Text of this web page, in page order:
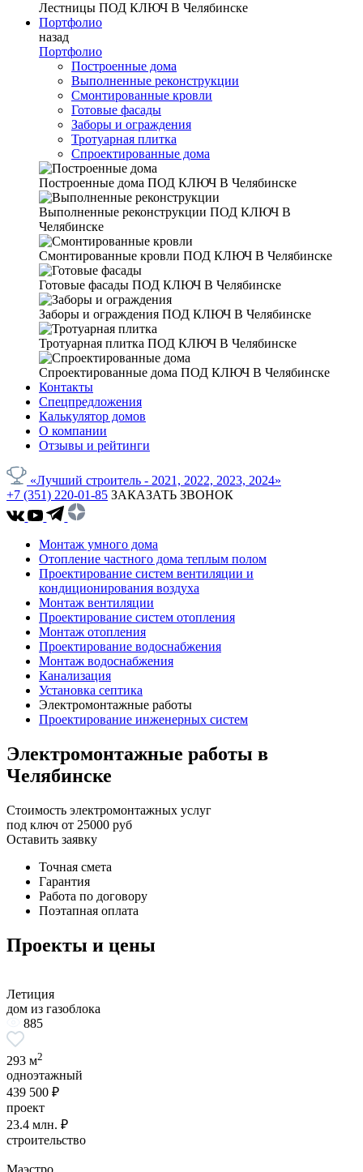
Лестницы ПОД КЛЮЧ В Челябинске
Портфолио
назад
Портфолио
Построенные дома
Выполненные реконструкции
Смонтированные кровли
Готовые фасады
Заборы и ограждения
Тротуарная плитка
Спроектированные дома
Построенные дома ПОД КЛЮЧ В Челябинске
Выполненные реконструкции ПОД КЛЮЧ В
Челябинске
Смонтированные кровли ПОД КЛЮЧ В Челябинске
Готовые фасады ПОД КЛЮЧ В Челябинске
Заборы и ограждения ПОД КЛЮЧ В Челябинске
Тротуарная плитка ПОД КЛЮЧ В Челябинске
Спроектированные дома ПОД КЛЮЧ В Челябинске
Контакты
Спецпредложения
Калькулятор домов
О компании
Отзывы и рейтинги
«Лучший строитель - 2021, 2022, 2023, 2024»
+7 (351) 220-01-85 ЗАКАЗАТЬ ЗВОНОК
Монтаж умного дома
Отопление частного дома теплым полом
Проектирование систем вентиляции и
кондиционирования воздуха
Монтаж вентиляции
Проектирование систем отопления
Монтаж отопления
Проектирование водоснабжения
Монтаж водоснабжения
Канализация
Установка септика
Электромонтажные работы
Проектирование инженерных систем
Электромонтажные работы в
Челябинске
Стоимость электромонтажных услуг
под ключ от 25000 руб
Оставить заявку
Точная смета
Гарантия
Работа по договору
Поэтапная оплата
Проекты и цены
Летиция
дом из газоблока
885
293 м2
одноэтажный
439 500 ₽
проект
23.4 млн. ₽
строительство
Маэстро